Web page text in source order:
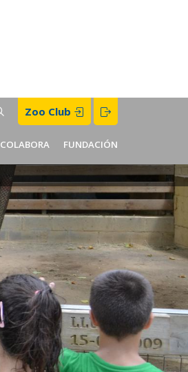
BUSCAR
Zoo Club
COLABORA FUNDACIÓN